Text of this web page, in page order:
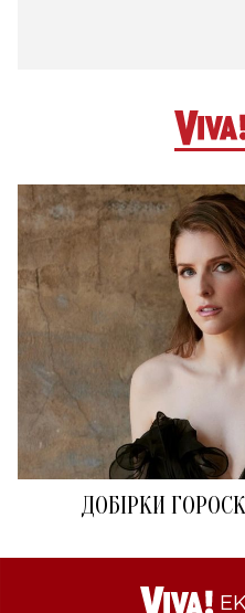
ДОБІРКИ